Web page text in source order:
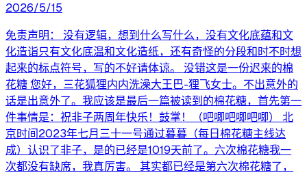
2026/5/15
免责声明： 没有逻辑，想到什么写什么，没有文化底蕴和文
化造诣只有文化底温和文化造纸，还有奇怪的分段和时不时想
起来的标点符号，写的不好请体谅。 没错这是一份迟来的棉
花糖 您好，三花狐狸内内洗澡大王巴-狸飞女士。不出意外的
话是出意外了。我应该是最后一篇被读到的棉花糖，首先第一
件事情是：祝非子两周年快乐！鼓掌！（吧唧吧唧吧唧） 北
京时间2023年七月三十一号通过暮暮（每日棉花糖主线达
成）认识了非子，是的已经是1019天前了。六次棉花糖我一
次都没有缺席，我真厉害。 其实都已经是第六次棉花糖了，